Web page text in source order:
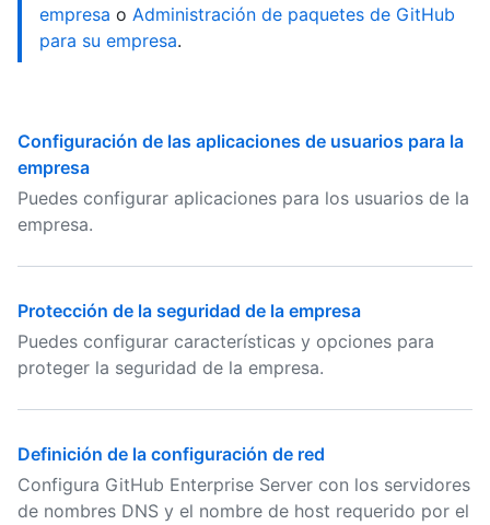
empresa o Administración de paquetes de GitHub
para su empresa.
Configuración de las aplicaciones de usuarios para la
empresa
Puedes configurar aplicaciones para los usuarios de la
empresa.
Protección de la seguridad de la empresa
Puedes configurar características y opciones para
proteger la seguridad de la empresa.
Definición de la configuración de red
Configura GitHub Enterprise Server con los servidores
de nombres DNS y el nombre de host requerido por el